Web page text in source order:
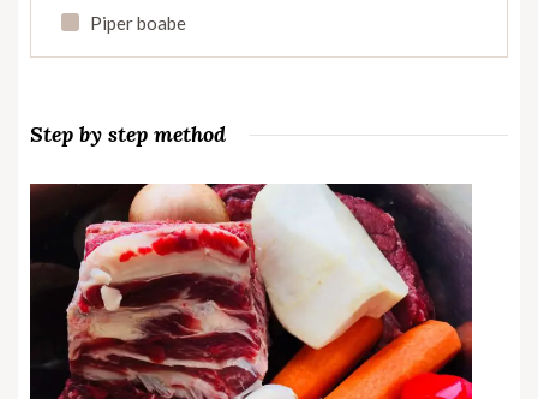
Piper boabe
Step by step method